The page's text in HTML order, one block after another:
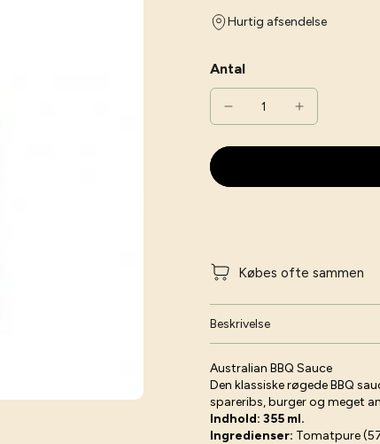
Hurtig afsendelse
Antal
Købes ofte sammen
Beskrivelse
Australian BBQ Sauce
Den klassiske røgede BBQ
spareribs, burger og meget
Indhold: 355 ml.
Ingredienser: Tomatpure